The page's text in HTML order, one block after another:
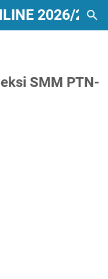
2026/2027
SMM PTN-